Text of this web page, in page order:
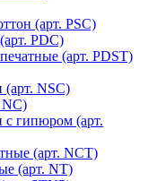
(арт. PSC)
PDC)
(арт. PDST)
(арт. NSC)
NC)
с гипюром (арт.
(арт. NCT)
(арт. NT)